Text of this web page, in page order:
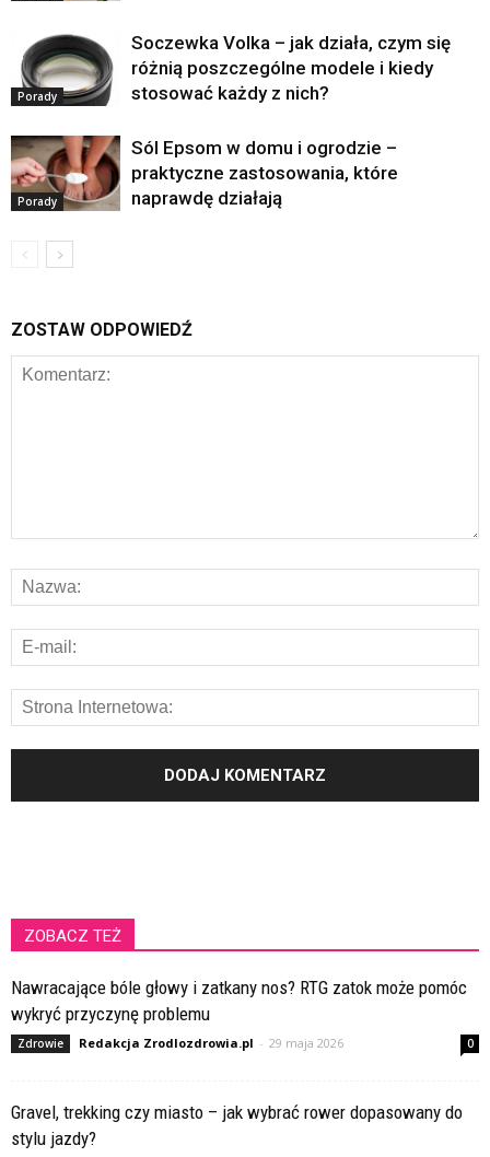
Porady
Soczewka Volka – jak działa, czym się
różnią poszczególne modele i kiedy
stosować każdy z nich?
Porady
Sól Epsom w domu i ogrodzie –
praktyczne zastosowania, które
naprawdę działają
ZOSTAW ODPOWIEDŹ
ZOBACZ TEŻ
Nawracające bóle głowy i zatkany nos? RTG zatok może pomóc
wykryć przyczynę problemu
Zdrowie Redakcja Zrodlozdrowia.pl - 29 maja 2026 0
Gravel, trekking czy miasto – jak wybrać rower dopasowany do
stylu jazdy?